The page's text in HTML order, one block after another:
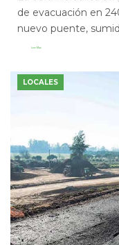
de evacuación en
nuevo puente,
Leer Más
LOCALES